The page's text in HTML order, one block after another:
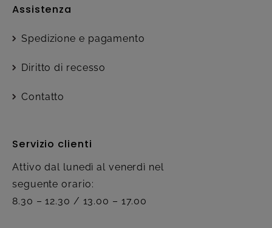
Assistenza
Spedizione e pagamento
Diritto di recesso
Contatto
Servizio clienti
Attivo dal lunedì al venerdì nel
seguente orario:
8.30 – 12.30 / 13.00 – 17.00